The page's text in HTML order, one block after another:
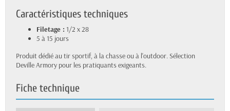
Caractéristiques techniques
Filetage : 1/2 x 28
5 à 15 jours
Produit dédié au tir sportif, à la chasse ou à l'outdoor. Sélection
Deville Armory pour les pratiquants exigeants.
Fiche technique